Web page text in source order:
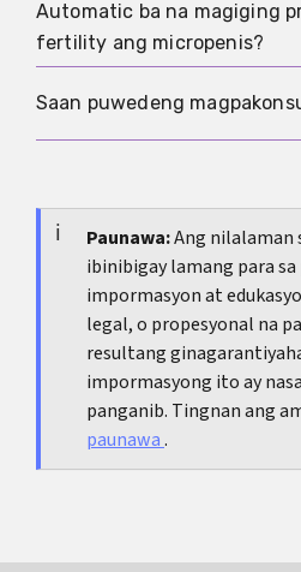
ang depinisyon. Mas
diagnostic evaluation para
na sanhi.
Hindi automatic. Mas
kaysa penetrasyon, at ang
komunikasyon, at praktis
sa sentimetro.
Automatic ba na magiging
fertility ang micropenis?
Hindi rin. Ang fertility ay
evaluate.
Saan puwedeng
ang unang puntahan at
pediatric endocrinology o
kailangan. Para sa adults,
magandang simula at
depende sa hinala.
Paunawa:Ang nilalaman
ibinibigay lamang para
impormasyon at
legal, o propesyonal na
resultang
impormasyong ito ay
panganib. Tingnan ang
paunawa.